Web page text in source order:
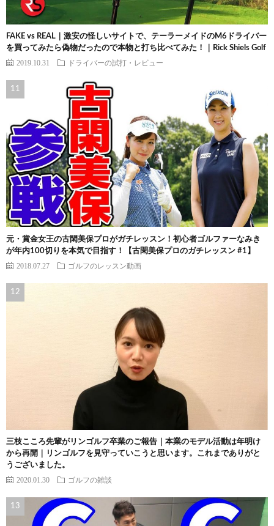
FAKE vs REAL｜激安の怪しいサイトで、テーラーメイドのM6ドライバー
を買ってみたら偽物だったので本物と打ち比べてみた！｜Rick Shiels Golf
2019.10.31 ドライバーの試打・レビュー
元・賞金女王の古閑美保プロがガチレッスン！初心者ゴルファーなみき
が年内100切りを本気で目指す！【古閑美保プロのガチレッスン #1】
2018.07.27 ゴルフのレッスン動画
三枝こころ先輩がリンゴルフ卒業のご報告｜本業のモデル活動は年明け
から再開｜リンゴルフを見守っていこうと思います。これまでありがと
うございました。
2020.01.30 ゴルフの雑談